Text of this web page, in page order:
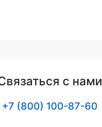
с нами
+7 (800) 100-87-60